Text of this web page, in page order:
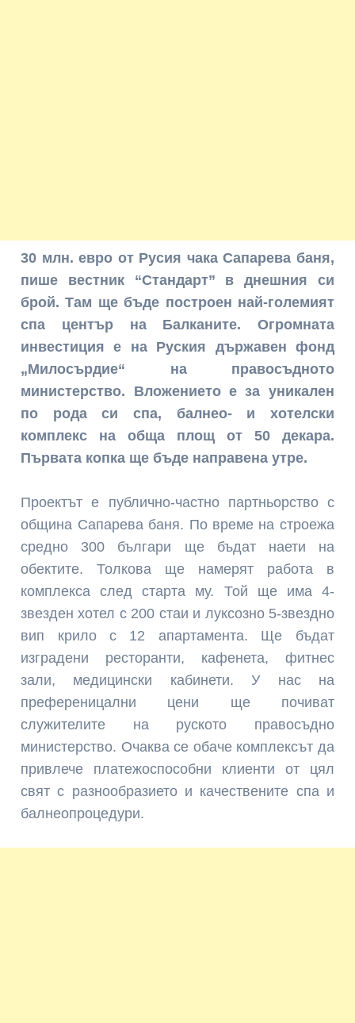
30 млн. евро от Русия чака Сапарева баня,
пише вестник “Стандарт” в днешния си
брой. Там ще бъде построен най-големият
спа център на Балканите. Огромната
инвестиция е на Руския държавен фонд
„Милосърдие“ на правосъдното
министерство. Вложението е за уникален
по рода си спа, балнео- и хотелски
комплекс на обща площ от 50 декара.
Първата копка ще бъде направена утре.
Проектът е публично-частно партньорство с
община Сапарева баня. По време на строежа
средно 300 българи ще бъдат наети на
обектите. Толкова ще намерят работа в
комплекса след старта му. Той ще има 4-
звезден хотел с 200 стаи и луксозно 5-звездно
вип крило с 12 апартамента. Ще бъдат
изградени ресторанти, кафенета, фитнес
зали, медицински кабинети. У нас на
преференицални цени ще почиват
служителите на руското правосъдно
министерство. Очаква се обаче комплексът да
привлече платежоспособни клиенти от цял
свят с разнообразието и качествените спа и
балнеопроцедури.